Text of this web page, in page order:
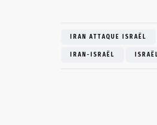
IRAN ATTAQUE ISRAËL
IRAN-ISRAËL